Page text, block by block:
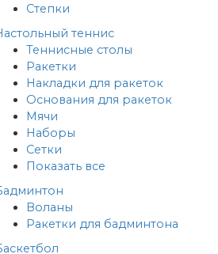
Степки
теннис
Теннисные столы
Ракетки
Накладки для ракеток
Основания для ракеток
Мячи
Наборы
Сетки
Показать все
Воланы
Ракетки для бадминтона